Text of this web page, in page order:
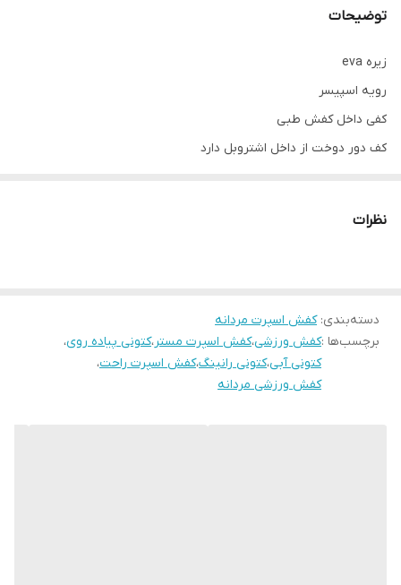
توضیحات
زیره eva
رویه اسپیسر
کفی داخل کفش طبی
کف دور دوخت از داخل اشتروبل دارد
نظرات
دسته‌بندی:کفش اسپرت مردانه
برچسب‌ها :کفش ورزشی،کفش اسپرت مستر،کتونی پیاده روی،
کتونی آبی،کتونی رانینگ،کفش اسپرت راحت،
کفش ورزشی مردانه